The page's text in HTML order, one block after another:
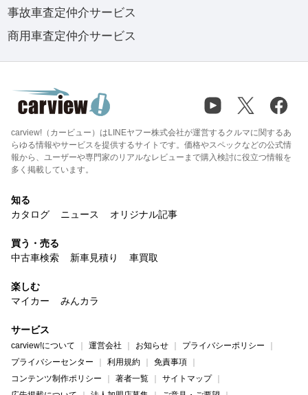
事故車査定仲介サービス
商用車査定仲介サービス
carview!（カービュー）はLINEヤフー株式会社が運営するクルマに関するあ
らゆる情報やサービスを提供するサイトです。価格やスペックなどの公式情
報から、ユーザーや専門家のリアルなレビューまで購入検討に役立つ情報を
多く掲載しています。
知る
カタログ
ニュース オリジナル記事
買う・売る
中古車検索
新車見積り 車買取
楽しむ
マイカー
みんカラ
サービス
carview!について 運営会社 お知らせ
プライバシーポリシー
プライバシーセンター
利用規約
免責事項
コンテンツ制作ポリシー
著者一覧
サイトマップ